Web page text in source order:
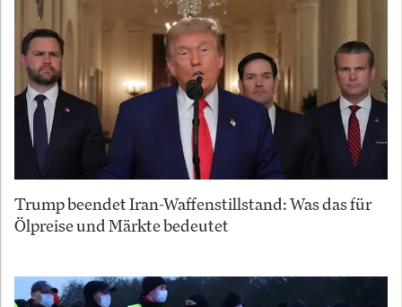
Trump beendet Iran-Waffenstillstand: Was das für
Ölpreise und Märkte bedeutet